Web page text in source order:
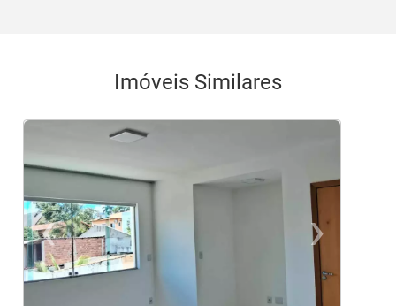
Imóveis Similares
‹
Previous
›